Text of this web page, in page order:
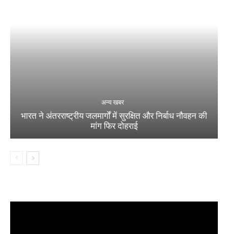
अन्य खबर
भारत ने अंतरराष्ट्रीय जलमार्गों में सुरक्षित और निर्बाध नौवहन की
मांग फिर दोहराई